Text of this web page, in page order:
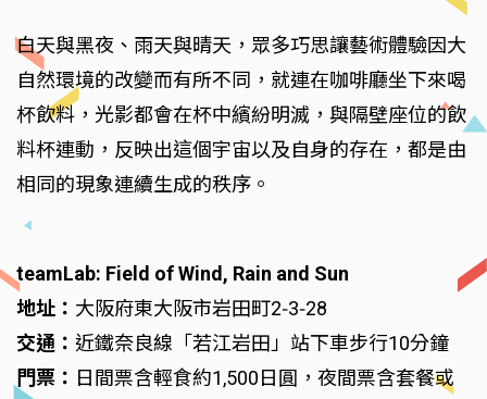
白天與黑夜、雨天與晴天，眾多巧思讓藝術體驗因大
自然環境的改變而有所不同，就連在咖啡廳坐下來喝
杯飲料，光影都會在杯中繽紛明滅，與隔壁座位的飲
料杯連動，反映出這個宇宙以及自身的存在，都是由
相同的現象連續生成的秩序。
teamLab: Field of Wind, Rain and Sun
地址： 大阪府東大阪市岩田町2‑3‑28
交通： 近鐵奈良線「若江岩田」站下車步行10分鐘
門票： 日間票含輕食約1,500日圓，夜間票含套餐或